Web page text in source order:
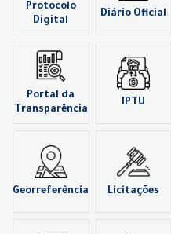
Protocolo
Digital
Diário Oficial
Portal da
Transparência
IPTU
Georreferência Licitações